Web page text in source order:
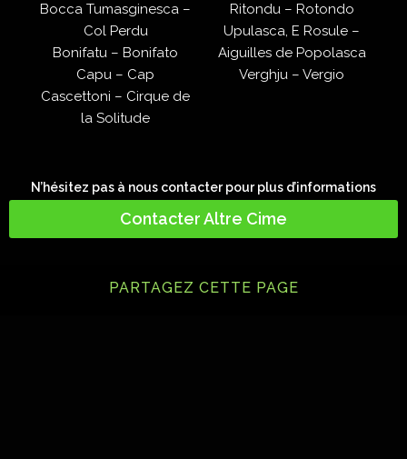
Bocca Tumasginesca –
Col Perdu
Bonifatu – Bonifato
Capu – Cap
Cascettoni – Cirque de
la Solitude
Ritondu – Rotondo
Upulasca, E Rosule –
Aiguilles de Popolasca
Verghju – Vergio
N’hésitez pas à nous contacter pour plus d’informations
Contacter Altre Cime
PARTAGEZ CETTE PAGE